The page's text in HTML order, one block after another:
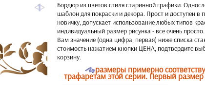
a
Бордюр из цветов стиля старинной графики.
шаблон для покраски и декора. Прост и доступен
новичку, допускает использование любых типов
индивидуальный размер рисунка - все очень
Вам значение (одна цифра, первая) ниже списка
стоимость нажатием кнопки ЦЕНА, подтвердите
корзину.
Oразмеры примерно
трафаретам этой серии. Первый